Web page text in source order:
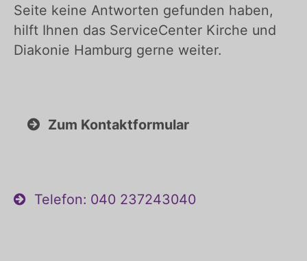
Seite keine Antworten gefunden haben,
hilft Ihnen das ServiceCenter Kirche und
Diakonie Hamburg gerne weiter.
Zum Kontaktformular
Telefon: 040 237243040